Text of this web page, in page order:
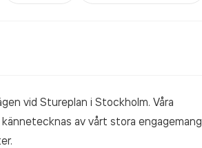
vid Stureplan i Stockholm. Våra
av vårt stora engagemang